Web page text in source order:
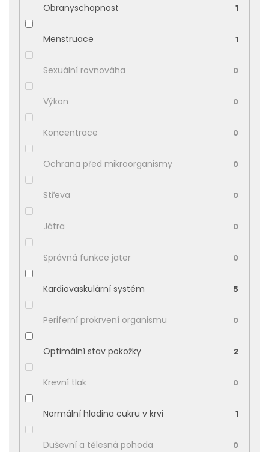
Obranyschopnost 1
Menstruace 1
Sexuální rovnováha 0
Výkon 0
Koncentrace 0
Ochrana před mikroorganismy 0
Střeva 0
Játra 0
Správná funkce jater 0
Kardiovaskulární systém 5
Periferní prokrvení organismu 0
Optimální stav pokožky 2
Krevní tlak 0
Normální hladina cukru v krvi 1
Duševní a tělesná pohoda 0